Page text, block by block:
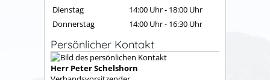
Dienstag
14:00 Uhr- 18:00 Uhr
Donnerstag
14:00 Uhr- 16:30 Uhr
Persönlicher Kontakt
Herr PeterSchelshorn